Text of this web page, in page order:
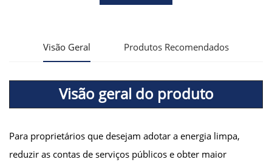
Visão Geral Produtos Recomendados
Visão geral do produto
Para proprietários que desejam adotar a energia limpa,
reduzir as contas de serviços públicos e obter maior